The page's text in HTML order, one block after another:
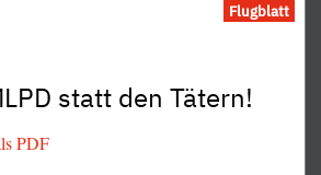
Flugblatt
statt den Tätern!
PDF